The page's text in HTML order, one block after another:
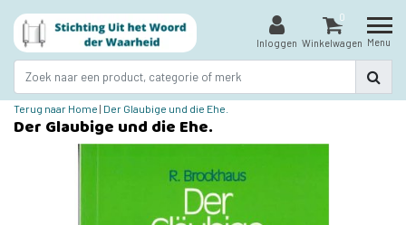
Inloggen
0
Winkelwagen Menu
Terug naar Home | Der Glaubige und die Ehe.
Der Glaubige und die Ehe.